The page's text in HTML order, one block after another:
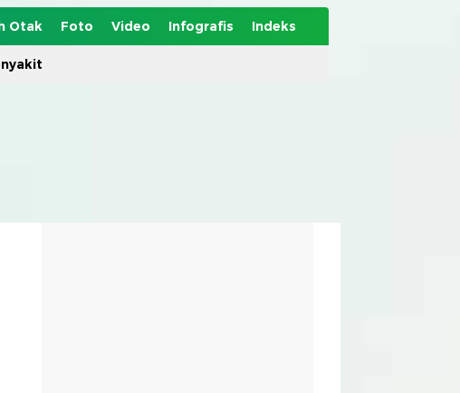
Otak Foto Video Infografis Indeks